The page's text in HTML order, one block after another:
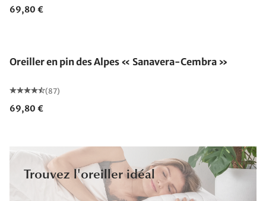
69,80 €
Oreiller en pin des Alpes « Sanavera-Cembra »
(87)
69,80 €
Trouvez l'oreiller idéal